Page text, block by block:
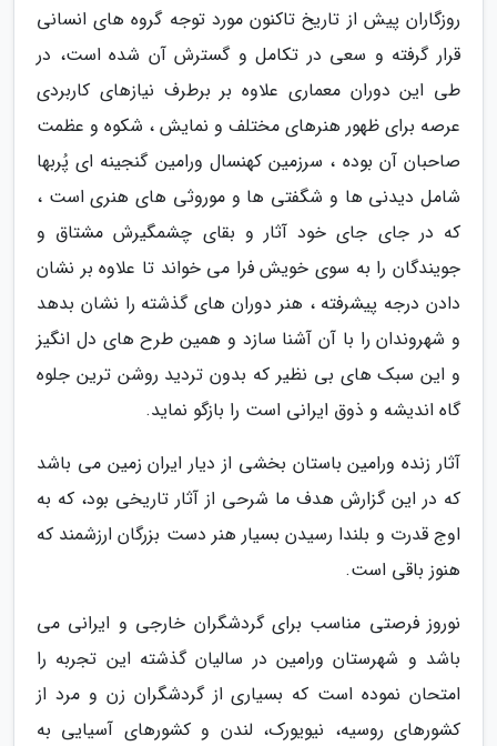
روزگاران پیش از تاریخ تاکنون مورد توجه گروه های انسانی
قرار گرفته و سعی در تکامل و گسترش آن شده است، در
طی این دوران معماری علاوه بر برطرف نیازهای کاربردی
عرصه برای ظهور هنرهای مختلف و نمایش ، شکوه و عظمت
صاحبان آن بوده ، سرزمین کهنسال ورامین گنجینه ای پُربها
شامل دیدنی ها و شگفتی ها و موروثی های هنری است ،
که در جای جای خود آثار و بقای چشمگیرش مشتاق و
جویندگان را به سوی خویش فرا می خواند تا علاوه بر نشان
دادن درجه پیشرفته ، هنر دوران های گذشته را نشان بدهد
و شهروندان را با آن آشنا سازد و همین طرح های دل انگیز
و این سبک های بی نظیر که بدون تردید روشن ترین جلوه
گاه اندیشه و ذوق ایرانی است را بازگو نماید.
آثار زنده ورامین باستان بخشی از دیار ایران زمین می باشد
که در این گزارش هدف ما شرحی از آثار تاریخی بود، که به
اوج قدرت و بلندا رسیدن بسیار هنر دست بزرگان ارزشمند که
هنوز باقی است.
نوروز فرصتی مناسب برای گردشگران خارجی و ایرانی می
باشد و شهرستان ورامین در سالیان گذشته این تجربه را
امتحان نموده است که بسیاری از گردشگران زن و مرد از
کشورهای روسیه، نیویورک، لندن و کشورهای آسیایی به